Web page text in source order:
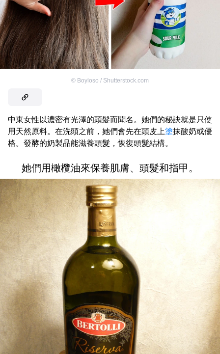
© Boyloso / Shutterstock.com
中東女性以濃密有光澤的頭髮而聞名。她們的秘訣就是只使
用天然原料。在洗頭之前，她們會先在頭皮上塗抹酸奶或優
格。發酵的奶製品能滋養頭髮，恢復頭髮結構。
她們用橄欖油來保養肌膚、頭髮和指甲。